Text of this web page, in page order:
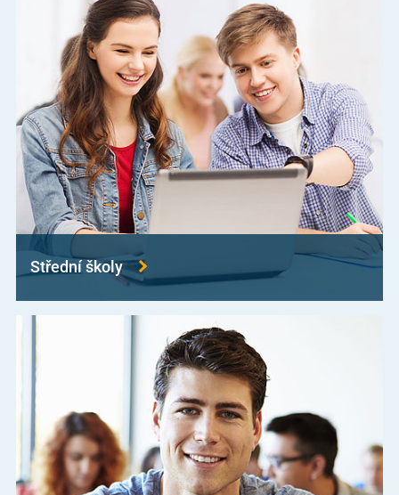
Střední školy